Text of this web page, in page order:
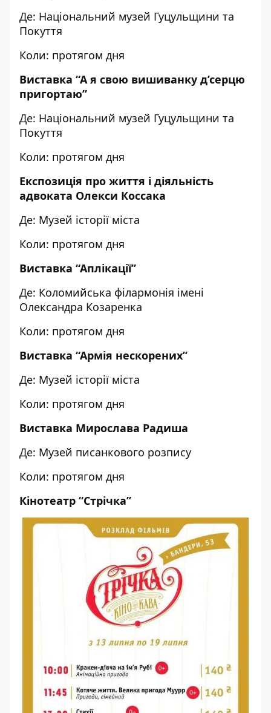
Де: Національний музей Гуцульщини та
Покуття
Коли: протягом дня
Виставка “А я свою вишиванку д’серцю
пригортаю”
Де: Національний музей Гуцульщини та
Покуття
Коли: протягом дня
Експозиція про життя і діяльність
адвоката Олекси Коссака
Де: Музей історії міста
Коли: протягом дня
Виставка “Аплікації”
Де: Коломийська філармонія імені
Олександра Козаренка
Коли: протягом дня
Виставка “Армія нескорених”
Де: Музей історії міста
Коли: протягом дня
Виставка Мирослава Радиша
Де: Музей писанкового розпису
Коли: протягом дня
Кінотеатр “Стрічка”